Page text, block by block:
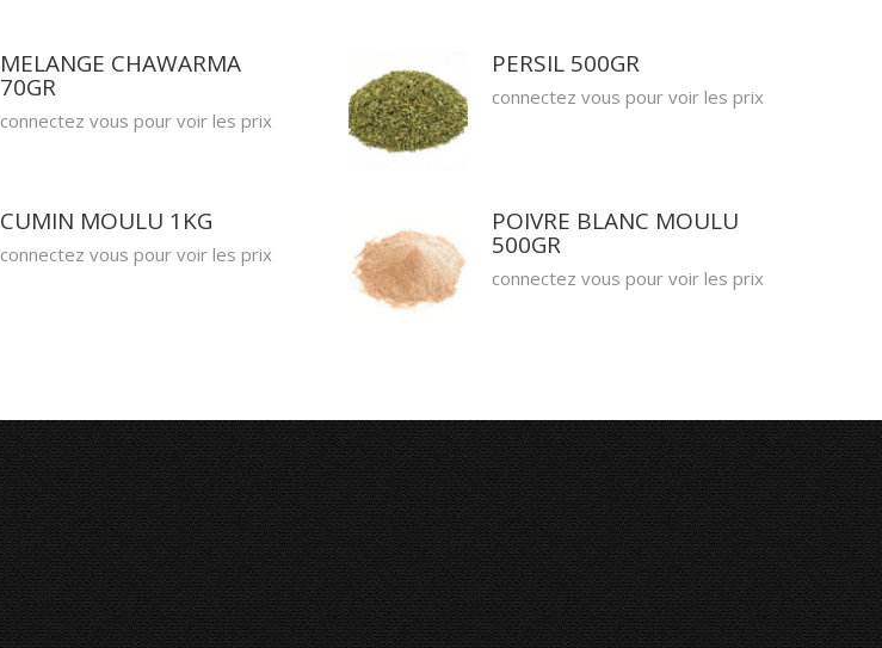
MELANGE CHAWARMA
70GR
connectez vous pour voir les prix
PERSIL 500GR
connectez vous pour voir les prix
CUMIN MOULU 1KG
connectez vous pour voir les prix
POIVRE BLANC MOULU
500GR
connectez vous pour voir les prix